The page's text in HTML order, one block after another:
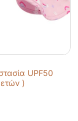
UPF50
)